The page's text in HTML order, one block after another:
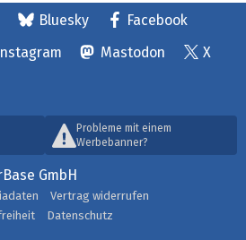
Bluesky
Facebook
Instagram Mastodon
X
Probleme mit einem
Werbebanner?
GmbH
Vertrag widerrufen
Datenschutz